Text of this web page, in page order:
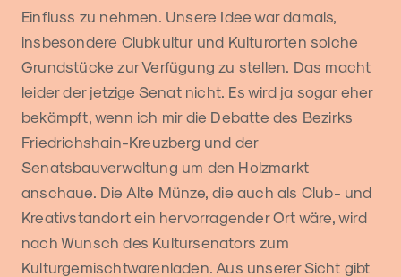
Einfluss zu nehmen. Unsere Idee war damals,
insbesondere Clubkultur und Kulturorten solche
Grundstücke zur Verfügung zu stellen. Das macht
leider der jetzige Senat nicht. Es wird ja sogar eher
bekämpft, wenn ich mir die Debatte des Bezirks
Friedrichshain-Kreuzberg und der
Senatsbauverwaltung um den Holzmarkt
anschaue. Die Alte Münze, die auch als Club- und
Kreativstandort ein hervorragender Ort wäre, wird
nach Wunsch des Kultursenators zum
Kulturgemischtwarenladen. Aus unserer Sicht gibt